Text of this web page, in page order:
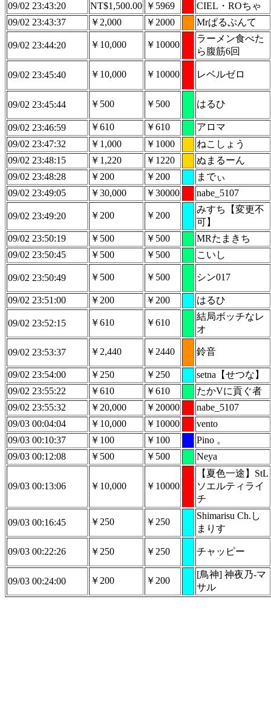
09/02 23:43:20
NT$1,500.00 ￥5969
CIEL・ROちゃ
09/02 23:43:37
￥2,000 ￥2000 Mrぱるぷんて
09/02 23:44:20 ￥10,000 ￥10000
ラーメン食べた
ら腹筋6回
09/02 23:45:40 ￥10,000 ￥10000 レベルゼロ
09/02 23:45:44 ￥500 ￥500 はるひ
09/02 23:46:59 ￥610 ￥610
アロマ
09/02 23:47:32
￥1,000 ￥1000
ねこしょう
09/02 23:48:15
￥1,220 ￥1220
ぬまるーん
09/02 23:48:28
￥200 ￥200
までぃ
09/02 23:49:05
￥30,000 ￥30000 nabe_5107
09/02 23:49:20 ￥200 ￥200
みすち【変更不
可】
09/02 23:50:19
￥500 ￥500
MRたまきち
09/02 23:50:45
￥500 ￥500 こいし
09/02 23:50:49 ￥500 ￥500 シン017
09/02 23:51:00 ￥200 ￥200 はるひ
09/02 23:52:15 ￥610 ￥610
結局ボッチなレ
オ
09/02 23:53:37 ￥2,440 ￥2440 鈴音
09/02 23:54:00 ￥250 ￥250
setna【せつな】
09/02 23:55:22
￥610 ￥610
たかVに貢ぐ者
09/02 23:55:32
￥20,000 ￥20000
nabe_5107
09/03 00:04:04
￥10,000 ￥10000
vento
09/03 00:10:37
￥100 ￥100
Pino 。
09/03 00:12:08
￥500 ￥500 Neya
09/03 00:13:06 ￥10,000 ￥10000
【夏色一途】StL
ソエルティライ
チ
09/03 00:16:45 ￥250 ￥250
Shimarisu Ch.し
まりす
09/03 00:22:26 ￥250 ￥250 チャッピー
09/03 00:24:00 ￥200 ￥200
[鳥神] 神夜乃-マ
サル